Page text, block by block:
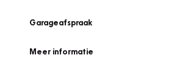
Garageafspraak
Meer informatie